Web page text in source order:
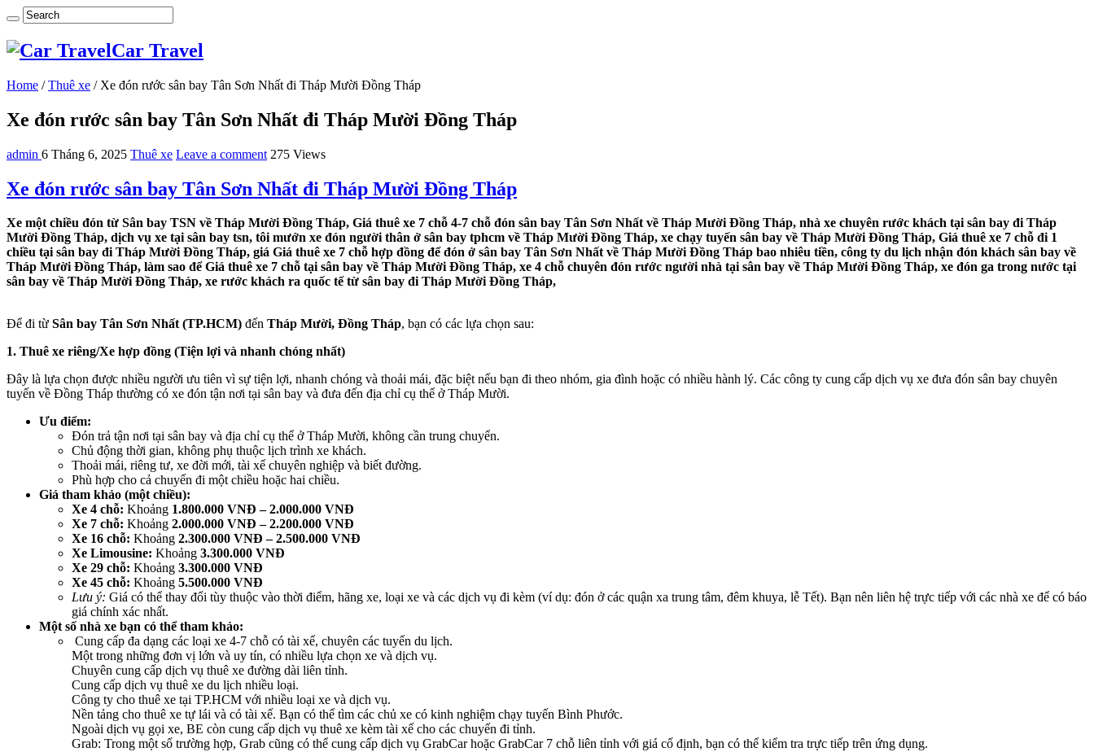
Car Travel
Home / Thuê xe / Xe đón rước sân bay Tân Sơn Nhất đi Tháp Mười Đồng Tháp
Xe đón rước sân bay Tân Sơn Nhất đi Tháp Mười Đồng Tháp
admin 6 Tháng 6, 2025 Thuê xe Leave a comment 275 Views
Xe đón rước sân bay Tân Sơn Nhất đi Tháp Mười Đồng Tháp
Xe một chiều đón từ Sân bay TSN về Tháp Mười Đồng Tháp, Giá thuê xe 7 chỗ 4-7 chỗ đón sân bay Tân Sơn Nhất về Tháp Mười Đồng Tháp, nhà xe chuyên rước khách tại sân bay đi Tháp
Mười Đồng Tháp, dịch vụ xe tại sân bay tsn, tôi mướn xe đón người thân ở sân bay tphcm về Tháp Mười Đồng Tháp, xe chạy tuyến sân bay về Tháp Mười Đồng Tháp, Giá thuê xe 7 chỗ đi 1
chiều tại sân bay đi Tháp Mười Đồng Tháp, giá Giá thuê xe 7 chỗ hợp đồng để đón ở sân bay Tân Sơn Nhất về Tháp Mười Đồng Tháp bao nhiêu tiền, công ty du lịch nhận đón khách sân bay về
Tháp Mười Đồng Tháp, làm sao để Giá thuê xe 7 chỗ tại sân bay về Tháp Mười Đồng Tháp, xe 4 chỗ chuyên đón rước người nhà tại sân bay về Tháp Mười Đồng Tháp, xe đón ga trong nước tại
sân bay về Tháp Mười Đồng Tháp, xe rước khách ra quốc tế từ sân bay đi Tháp Mười Đồng Tháp,
Để đi từ Sân bay Tân Sơn Nhất (TP.HCM) đến Tháp Mười, Đồng Tháp, bạn có các lựa chọn sau:
1. Thuê xe riêng/Xe hợp đồng (Tiện lợi và nhanh chóng nhất)
Đây là lựa chọn được nhiều người ưu tiên vì sự tiện lợi, nhanh chóng và thoải mái, đặc biệt nếu bạn đi theo nhóm, gia đình hoặc có nhiều hành lý. Các công ty cung cấp dịch vụ xe đưa đón sân bay chuyên
tuyến về Đồng Tháp thường có xe đón tận nơi tại sân bay và đưa đến địa chỉ cụ thể ở Tháp Mười.
Ưu điểm:
Đón trả tận nơi tại sân bay và địa chỉ cụ thể ở Tháp Mười, không cần trung chuyển.
Chủ động thời gian, không phụ thuộc lịch trình xe khách.
Thoải mái, riêng tư, xe đời mới, tài xế chuyên nghiệp và biết đường.
Phù hợp cho cả chuyến đi một chiều hoặc hai chiều.
Giá tham khảo (một chiều):
Xe 4 chỗ: Khoảng 1.800.000 VNĐ – 2.000.000 VNĐ
Xe 7 chỗ: Khoảng 2.000.000 VNĐ – 2.200.000 VNĐ
Xe 16 chỗ: Khoảng 2.300.000 VNĐ – 2.500.000 VNĐ
Xe Limousine: Khoảng 3.300.000 VNĐ
Xe 29 chỗ: Khoảng 3.300.000 VNĐ
Xe 45 chỗ: Khoảng 5.500.000 VNĐ
Lưu ý: Giá có thể thay đổi tùy thuộc vào thời điểm, hãng xe, loại xe và các dịch vụ đi kèm (ví dụ: đón ở các quận xa trung tâm, đêm khuya, lễ Tết). Bạn nên liên hệ trực tiếp với các nhà xe để có báo
giá chính xác nhất.
Một số nhà xe bạn có thể tham khảo:
Cung cấp đa dạng các loại xe 4-7 chỗ có tài xế, chuyên các tuyến du lịch.
Một trong những đơn vị lớn và uy tín, có nhiều lựa chọn xe và dịch vụ.
Chuyên cung cấp dịch vụ thuê xe đường dài liên tỉnh.
Cung cấp dịch vụ thuê xe du lịch nhiều loại.
Công ty cho thuê xe tại TP.HCM với nhiều loại xe và dịch vụ.
Nền tảng cho thuê xe tự lái và có tài xế. Bạn có thể tìm các chủ xe có kinh nghiệm chạy tuyến Bình Phước.
Ngoài dịch vụ gọi xe, BE còn cung cấp dịch vụ thuê xe kèm tài xế cho các chuyến đi tỉnh.
Grab: Trong một số trường hợp, Grab cũng có thể cung cấp dịch vụ GrabCar hoặc GrabCar 7 chỗ liên tỉnh với giá cố định, bạn có thể kiểm tra trực tiếp trên ứng dụng.